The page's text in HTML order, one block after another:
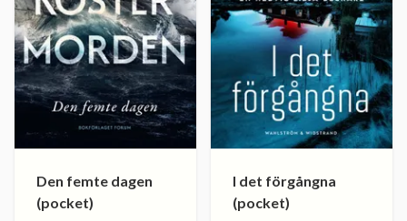
Den femte dagen
(pocket)
I det förgångna
(pocket)